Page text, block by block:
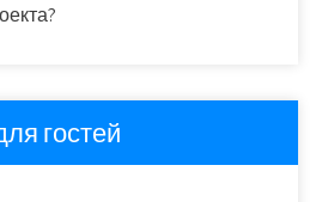
гостей